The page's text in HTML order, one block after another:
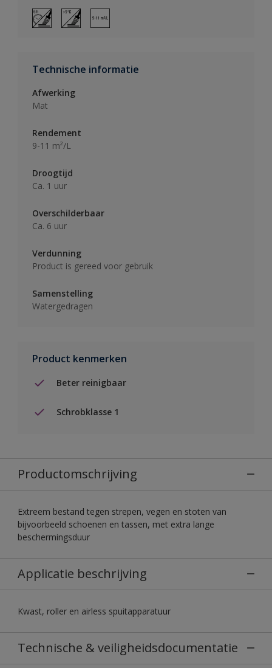
Technische informatie
Afwerking
Mat
Rendement
9-11 m²/L
Droogtijd
Ca. 1 uur
Overschilderbaar
Ca. 6 uur
Verdunning
Product is gereed voor gebruik
Samenstelling
Watergedragen
Product kenmerken
Beter reinigbaar
Schrobklasse 1
Productomschrijving
Extreem bestand tegen strepen, vegen en stoten van
bijvoorbeeld schoenen en tassen, met extra lange
beschermingsduur
Applicatie beschrijving
Kwast, roller en airless spuitapparatuur
Technische & veiligheidsdocumentatie